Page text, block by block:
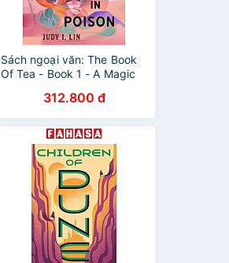
Sách ngoại văn: The Book
Of Tea - Book 1 - A Magic
312.800 đ